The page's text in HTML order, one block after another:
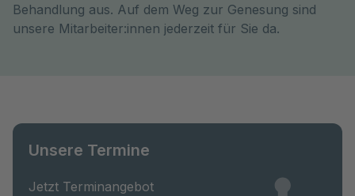
Behandlung aus. Auf dem Weg zur Genesung sind
unsere Mitarbeiter:innen jederzeit für Sie da.
Unsere Termine
Jetzt Terminangebot